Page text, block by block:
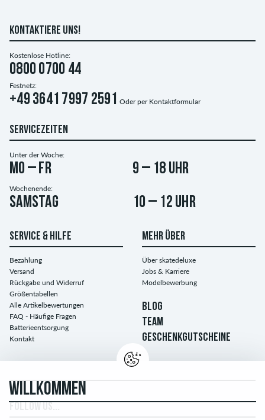
KONTAKTIERE UNS!
Kostenlose Hotline:
0800 0700 44
Festnetz:
+49 3641 7997 2591 Oder per Kontaktformular
SERVICEZEITEN
Unter der Woche:
Mo – Fr 9 – 18 Uhr
Wochenende:
Samstag 10 – 12 Uhr
SERVICE & HILFE
Bezahlung
Versand
Rückgabe und Widerruf
Größentabellen
Alle Artikelbewertungen
FAQ - Häufige Fragen
Batterieentsorgung
Kontakt
MEHR ÜBER
Über skatedeluxe
Jobs & Karriere
Modelbewerbung
BLOG
TEAM
GESCHENKGUTSCHEINE
WILLKOMMEN